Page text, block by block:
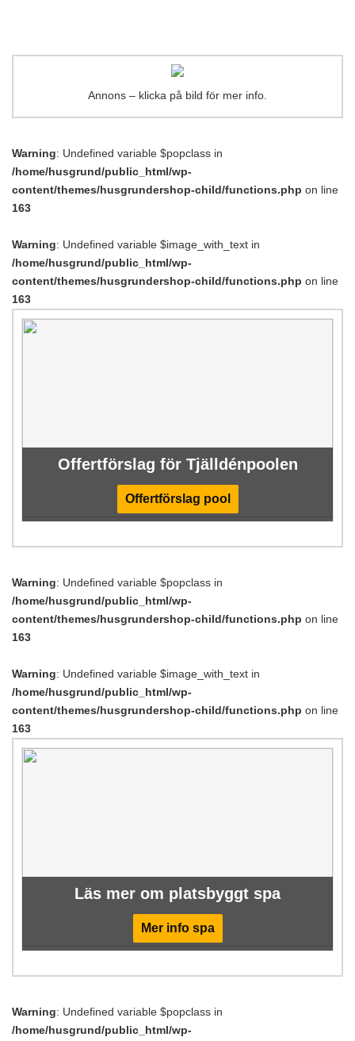
Annons – klicka på bild för mer info.
Warning: Undefined variable $popclass in
/home/husgrund/public_html/wp-
content/themes/husgrundershop-child/functions.php on line
163
Warning: Undefined variable $image_with_text in
/home/husgrund/public_html/wp-
content/themes/husgrundershop-child/functions.php on line
163
Offertförslag för Tjälldénpoolen
Offertförslag pool
Warning: Undefined variable $popclass in
/home/husgrund/public_html/wp-
content/themes/husgrundershop-child/functions.php on line
163
Warning: Undefined variable $image_with_text in
/home/husgrund/public_html/wp-
content/themes/husgrundershop-child/functions.php on line
163
Läs mer om platsbyggt spa
Mer info spa
Warning: Undefined variable $popclass in
/home/husgrund/public_html/wp-